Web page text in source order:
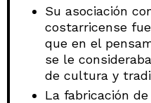
Su asociación
costarricense
que en el
se le
de cultura y
La fabricación